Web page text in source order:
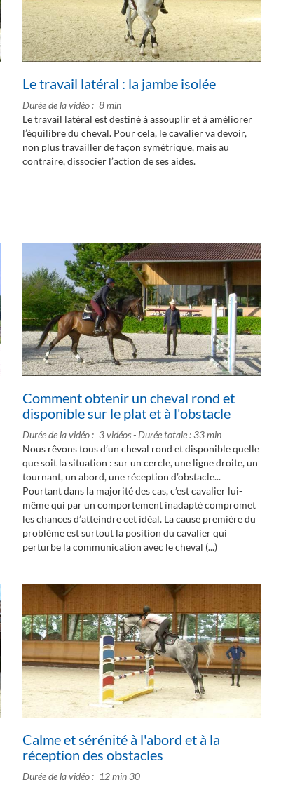
Le travail latéral : la jambe isolée
Durée de la vidéo 8 min
Le travail latéral est destiné à assouplir et à améliorer
l’équilibre du cheval. Pour cela, le cavalier va devoir,
non plus travailler de façon symétrique, mais au
contraire, dissocier l’action de ses aides.
Comment obtenir un cheval rond et
disponible sur le plat et à l'obstacle
Durée de la vidéo 3 vidéos - Durée totale : 33 min
Nous rêvons tous d’un cheval rond et disponible quelle
que soit la situation : sur un cercle, une ligne droite, un
tournant, un abord, une réception d’obstacle...
Pourtant dans la majorité des cas, c’est cavalier lui-
même qui par un comportement inadapté compromet
les chances d’atteindre cet idéal. La cause première du
problème est surtout la position du cavalier qui
perturbe la communication avec le cheval (...)
Calme et sérénité à l'abord et à la
réception des obstacles
Durée de la vidéo
12 min 30